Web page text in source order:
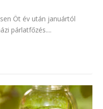
Öt év után januártól
párlatfőzés....